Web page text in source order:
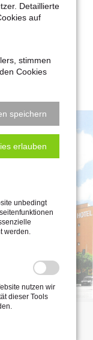
Detaillierte
auf
stimmen
Cookies
speichern
erlauben
unbedingt
werden.
nutzen wir
dieser Tools